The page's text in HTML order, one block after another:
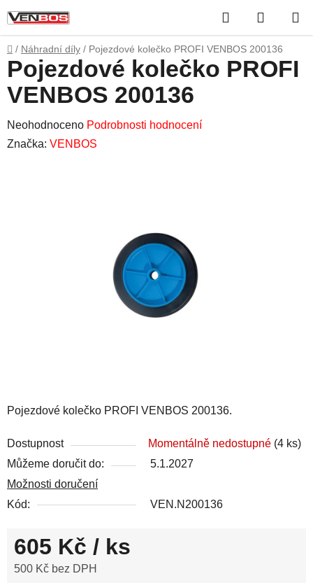
na
obsah
Hledat
KOŠÍK
Domů
/ Náhradní díly / Pojezdové kolečko PROFI VENBOS 200136
Pojezdové kolečko PROFI VENBOS 200136.
Dostupnost Momentálně nedostupné (4 ks)
Můžeme doručit do:
5.1.2027
Možnosti doručení
Kód:
VEN.N200136
605 Kč / ks
500 Kč bez DPH
Pojezdové kolečko PROFI
VENBOS 200136
Průměrné
hodnocení
Neohodnoceno Podrobnosti hodnocení
Značka: VENBOS